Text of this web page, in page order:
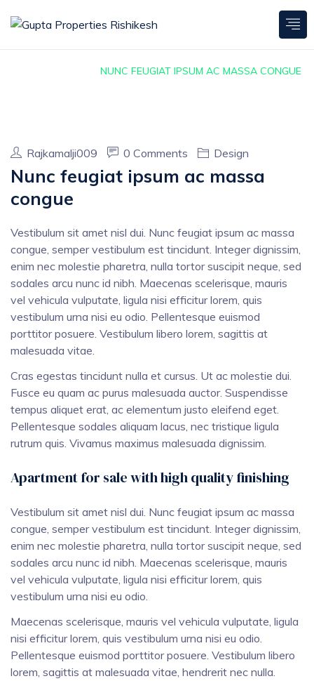
NUNC FEUGIAT IPSUM AC MASSA CONGUE
Rajkamalji009 0 Comments Design
Nunc feugiat ipsum ac massa
congue
Vestibulum sit amet nisl dui. Nunc feugiat ipsum ac massa
congue, semper vestibulum est tincidunt. Integer dignissim,
enim nec molestie pharetra, nulla tortor suscipit neque, sed
sodales arcu nunc id nibh. Maecenas scelerisque, mauris
vel vehicula vulputate, ligula nisi efficitur lorem, quis
vestibulum urna nisi eu odio. Pellentesque euismod
porttitor posuere. Vestibulum libero lorem, sagittis at
malesuada vitae.
Cras egestas tincidunt nulla et cursus. Ut ac molestie dui.
Fusce eu quam ac purus malesuada auctor. Suspendisse
tempus aliquet erat, ac elementum justo eleifend eget.
Pellentesque sodales aliquam lacus, nec tristique ligula
rutrum quis. Vivamus maximus malesuada dignissim.
Apartment for sale with high quality finishing
Vestibulum sit amet nisl dui. Nunc feugiat ipsum ac massa
congue, semper vestibulum est tincidunt. Integer dignissim,
enim nec molestie pharetra, nulla tortor suscipit neque, sed
sodales arcu nunc id nibh. Maecenas scelerisque, mauris
vel vehicula vulputate, ligula nisi efficitur lorem, quis
vestibulum urna nisi eu odio.
Maecenas scelerisque, mauris vel vehicula vulputate, ligula
nisi efficitur lorem, quis vestibulum urna nisi eu odio.
Pellentesque euismod porttitor posuere. Vestibulum libero
lorem, sagittis at malesuada vitae, hendrerit nec nulla.